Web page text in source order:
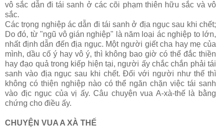
vô sắc dẫn đi tái sanh ở các cõi phạm thiên hữu sắc và vô
sắc.
Các trọng nghiệp ác dẫn đi tái sanh ở địa ngục sau khi chết;
Do đó, từ "ngũ vô gián nghiệp" là năm loại ác nghiệp to lớn,
nhất định dẫn đến địa ngục. Một người giết cha hay mẹ của
mình, dầu cố ý hay vô ý, thì không bao giờ có thể đắc thiền
hay đạo quả trong kiếp hiện tại, người ấy chắc chắn phải tái
sanh vào địa ngục sau khi chết. Ðối với người như thế thì
không có thiện nghiệp nào có thể ngăn chặn việc tái sanh
vào địc ngục của vị ấy. Câu chuyện vua A-xà-thế là bằng
chứng cho điều ấy.
CHUYỆN VUA A XÀ THẾ